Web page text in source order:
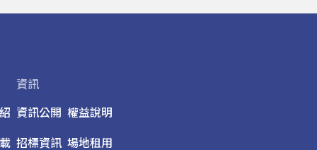
資訊
資訊公開
招標資訊
權益說明
場地租用